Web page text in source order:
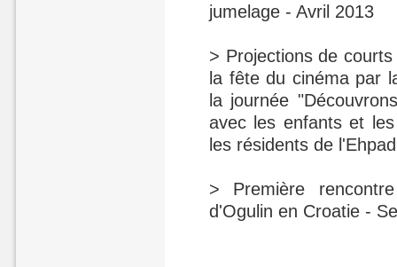
jumelage - Avril 2013
> Projections de
la fête du cinéma par
la journée
avec les enfants et
les résidents de
> Première
d'Ogulin en Croatie -